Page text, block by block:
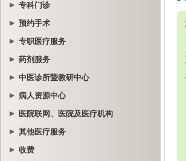
专科门诊
预约手术
专职医疗服务
药剂服务
中医诊所暨教研中心
病人资源中心
医院联网、医院及医疗机构
其他医疗服务
收费